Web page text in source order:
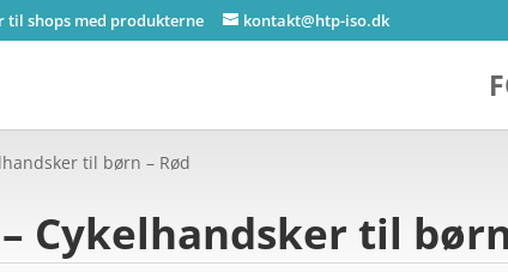
til shops med produkterne kontakt@htp-iso.dk
til børn – Rød
Cykelhandsker til